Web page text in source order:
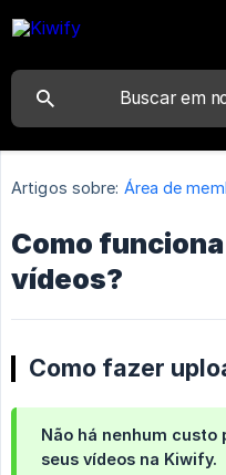
Artigos sobre: Área de
Como
vídeos?
Como fazer
Não há nenhum custo
seus vídeos na Kiwify.